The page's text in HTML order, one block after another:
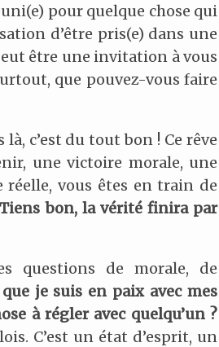
pour quelque chose qui
d’être pris(e) dans une
être une invitation à vous
que pouvez-vous faire
c’est du tout bon ! Ce rêve
une victoire morale, une
vous êtes en train de
bon, la vérité finira par
questions de morale, de
je suis en paix avec mes
à régler avec quelqu’un ?
C’est un état d’esprit, un